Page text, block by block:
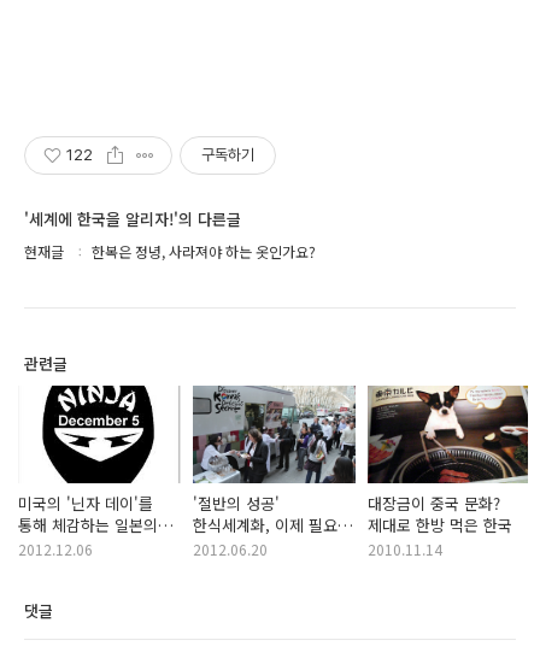
122 구독하기
'세계에 한국을 알리자!'의 다른글
현재글 한복은 정녕, 사라져야 하는 옷인가요?
관련글
미국의 '닌자 데이'를
통해 체감하는 일본의
소프트 파워
2012.12.06
'절반의 성공'
한식세계화, 이제 필요한
것은?
2012.06.20
대장금이 중국 문화?
제대로 한방 먹은 한국
2010.11.14
댓글